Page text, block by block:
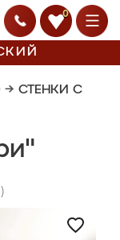
0
→ СТЕНКИ С